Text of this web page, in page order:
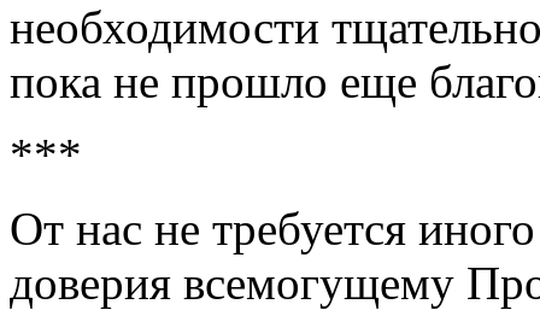
необходимости
пока не прошло еще
***
От нас не требуется
доверия всемогущему